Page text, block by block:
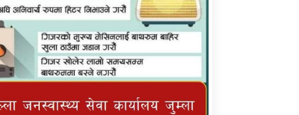
गाउँपालिका जुम्लाको महिनावारी